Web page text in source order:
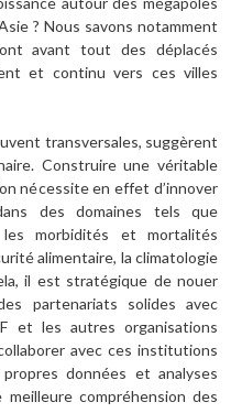
? Nous savons notamment
avant tout des déplacés
et continu vers ces villes
transversales, suggèrent
Construire une véritable
nécessite en effet d’innover
des domaines tels que
les morbidités et mortalités
alimentaire, la climatologie
il est stratégique de nouer
partenariats solides avec
et les autres organisations
avec ces institutions
données et analyses
compréhension des